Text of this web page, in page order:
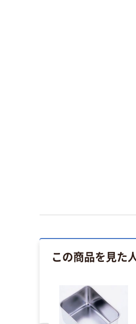
この商品を見た